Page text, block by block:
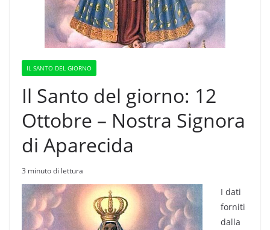
IL SANTO DEL GIORNO
Il Santo del giorno: 12
Ottobre – Nostra Signora
di Aparecida
3 minuto di lettura
I dati
forniti
dalla